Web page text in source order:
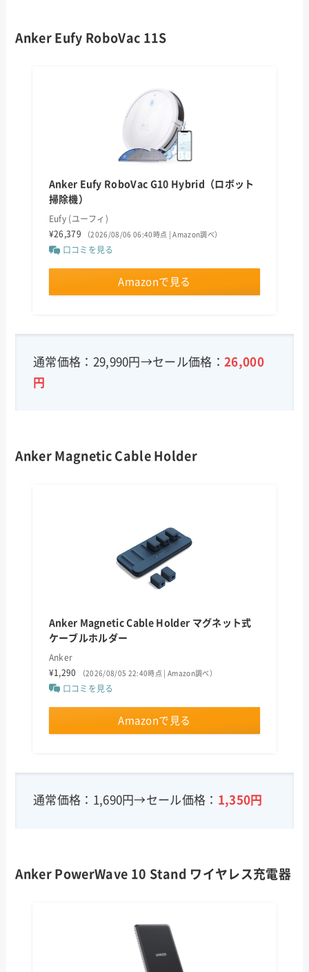
Anker Eufy RoboVac 11S
Anker Eufy RoboVac G10 Hybrid（ロボット
掃除機）
Eufy (ユーフィ)
¥26,379
（2026/08/06 06:40時点 | Amazon調べ）
口コミを見る
Amazonで見る
通常価格：29,990円→セール価格：26,000
円
Anker Magnetic Cable Holder
Anker Magnetic Cable Holder マグネット式
ケーブルホルダー
Anker
¥1,290
（2026/08/05 22:40時点 | Amazon調べ）
口コミを見る
Amazonで見る
通常価格：1,690円→セール価格： 1,350円
Anker PowerWave 10 Stand ワイヤレス充電器